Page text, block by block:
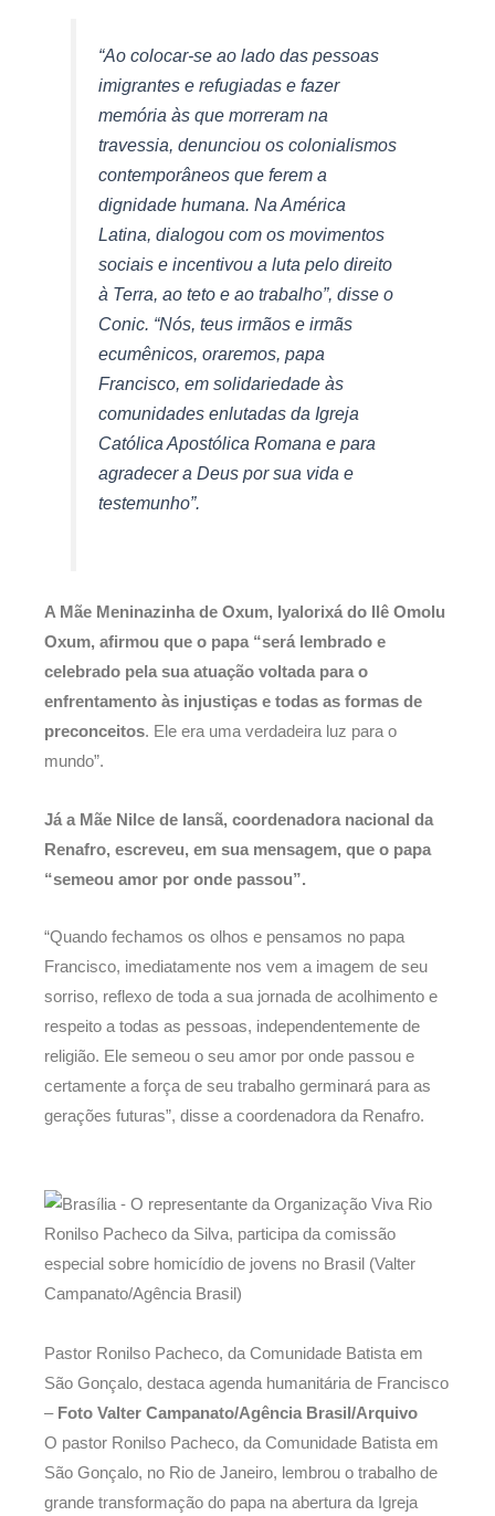
“Ao colocar-se ao lado das pessoas
imigrantes e refugiadas e fazer
memória às que morreram na
travessia, denunciou os colonialismos
contemporâneos que ferem a
dignidade humana. Na América
Latina, dialogou com os movimentos
sociais e incentivou a luta pelo direito
à Terra, ao teto e ao trabalho”, disse o
Conic. “Nós, teus irmãos e irmãs
ecumênicos, oraremos, papa
Francisco, em solidariedade às
comunidades enlutadas da Igreja
Católica Apostólica Romana e para
agradecer a Deus por sua vida e
testemunho”.
A Mãe Meninazinha de Oxum, Iyalorixá do Ilê Omolu
Oxum, afirmou que o papa “será lembrado e
celebrado pela sua atuação voltada para o
enfrentamento às injustiças e todas as formas de
preconceitos. Ele era uma verdadeira luz para o
mundo”.
Já a Mãe Nilce de Iansã, coordenadora nacional da
Renafro, escreveu, em sua mensagem, que o papa
“semeou amor por onde passou”.
“Quando fechamos os olhos e pensamos no papa
Francisco, imediatamente nos vem a imagem de seu
sorriso, reflexo de toda a sua jornada de acolhimento e
respeito a todas as pessoas, independentemente de
religião. Ele semeou o seu amor por onde passou e
certamente a força de seu trabalho germinará para as
gerações futuras”, disse a coordenadora da Renafro.
Pastor Ronilso Pacheco, da Comunidade Batista em
São Gonçalo, destaca agenda humanitária de Francisco
– Foto Valter Campanato/Agência Brasil/Arquivo
O pastor Ronilso Pacheco, da Comunidade Batista em
São Gonçalo, no Rio de Janeiro, lembrou o trabalho de
grande transformação do papa na abertura da Igreja